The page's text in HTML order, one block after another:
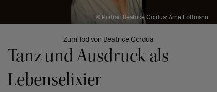
© Portrait Beatrice Cordua: Arne Hoffmann
Zum Tod von Beatrice Cordua
Tanz und Ausdruck als
Lebenselixier